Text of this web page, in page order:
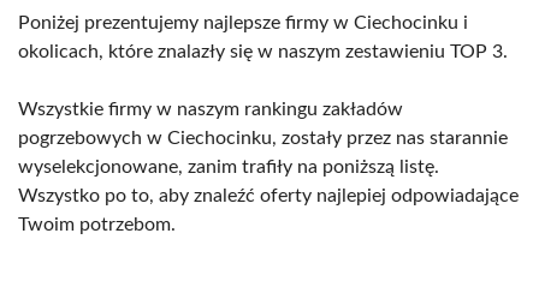
Poniżej prezentujemy najlepsze firmy w Ciechocinku i
okolicach, które znalazły się w naszym zestawieniu TOP 3.
Wszystkie firmy w naszym rankingu zakładów
pogrzebowych w Ciechocinku, zostały przez nas starannie
wyselekcjonowane, zanim trafiły na poniższą listę.
Wszystko po to, aby znaleźć oferty najlepiej odpowiadające
Twoim potrzebom.